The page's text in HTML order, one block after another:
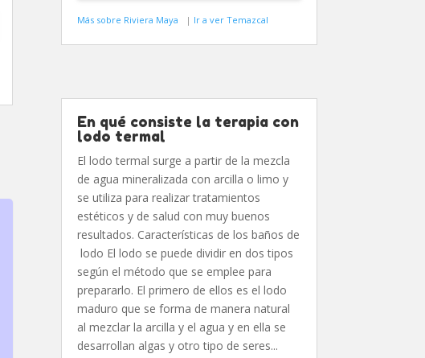
Más sobre Riviera Maya | Ir a ver Temazcal
En qué consiste la terapia con
lodo termal
El lodo termal surge a partir de la mezcla
de agua mineralizada con arcilla o limo y
se utiliza para realizar tratamientos
estéticos y de salud con muy buenos
resultados. Características de los baños de
lodo El lodo se puede dividir en dos tipos
según el método que se emplee para
prepararlo. El primero de ellos es el lodo
maduro que se forma de manera natural
al mezclar la arcilla y el agua y en ella se
desarrollan algas y otro tipo de seres...